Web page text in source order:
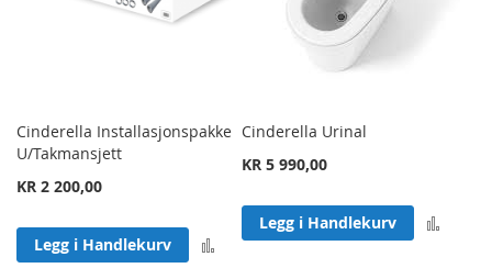
Cinderella Installasjonspakke
U/Takmansjett
KR 2 200,00
Legg i Handlekurv Legg til sammenligning
Cinderella Urinal
KR 5 990,00
Legg i Handlekurv